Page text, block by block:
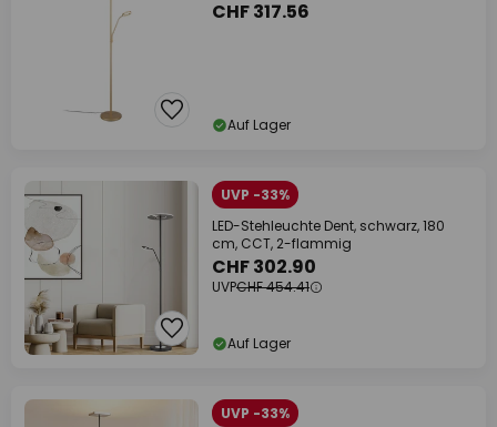
CHF 317.56
Auf Lager
UVP -33%
LED-Stehleuchte Dent, schwarz, 180
cm, CCT, 2-flammig
CHF 302.90
UVPCHF 454.41
Auf Lager
UVP -33%